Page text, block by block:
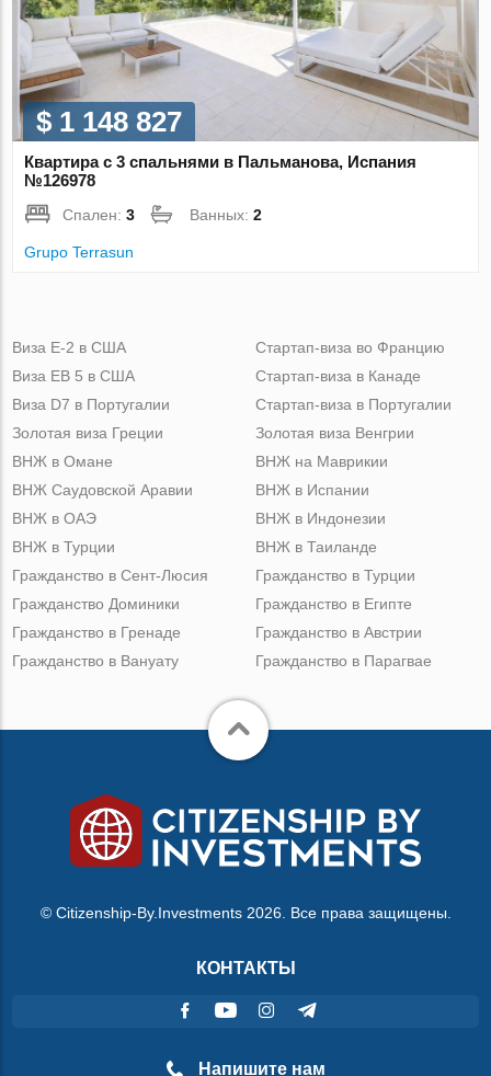
$ 1 148 827
Квартира с 3 спальнями в Пальманова, Испания
№126978
Спален:3 Ванных:2
Grupo Terrasun
Виза Е-2 в США
Виза ЕВ 5 в США
Виза D7 в Португалии
Золотая виза Греции
Стартап-виза во Францию
Стартап-виза в Канаде
Стартап-виза в Португалии
Золотая виза Венгрии
ВНЖ в Омане
ВНЖ Саудовской Аравии
ВНЖ в ОАЭ
ВНЖ в Турции
ВНЖ на Маврикии
ВНЖ в Испании
ВНЖ в Индонезии
ВНЖ в Таиланде
Гражданство в Сент-Люсия
Гражданство Доминики
Гражданство в Гренаде
Гражданство в Вануату
Гражданство в Турции
Гражданство в Египте
Гражданство в Австрии
Гражданство в Парагвае
© Citizenship-By.Investments 2026. Все права защищены.
КОНТАКТЫ
Напишите нам